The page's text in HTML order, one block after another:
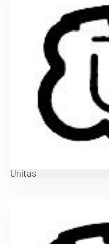
Unitas